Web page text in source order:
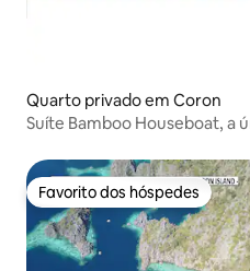
Quarto privado em Coron
Suíte Bamboo Houseboat, a
Favorito dos hóspedes
Favorito dos hóspedes